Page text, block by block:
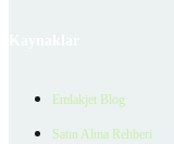
Emlakjet Blog
Satın Alma Rehberi